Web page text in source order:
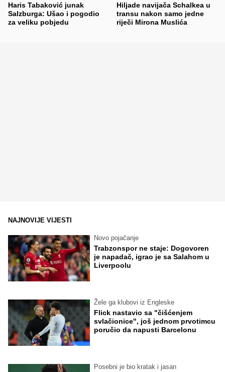
Haris Tabaković junak
Salzburga: Ušao i pogodio
za veliku pobjedu
Hiljade navijača Schalkea u
transu nakon samo jedne
riječi Mirona Muslića
NAJNOVIJE VIJESTI
Novo pojačanje
Trabzonspor ne staje: Dogovoren
je napadač, igrao je sa Salahom u
Liverpoolu
Žele ga klubovi iz Engleske
Flick nastavio sa "čišćenjem
svlačionice", još jednom prvotimcu
poručio da napusti Barcelonu
Posebni je bio kratak i jasan